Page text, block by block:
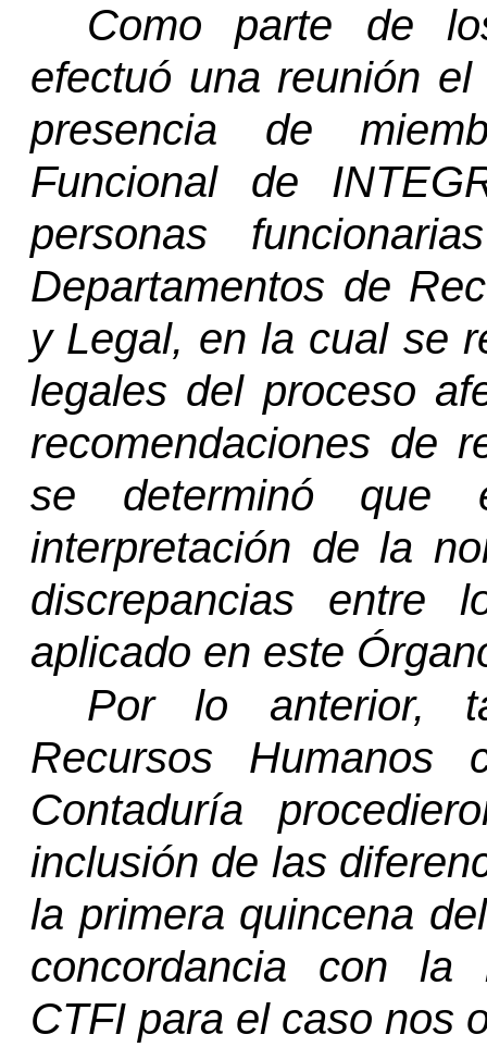
Como parte de
efectuó una reunión
presencia de
Funcional de
personas
Departamentos de
y Legal, en la cual se
legales del proceso
recomendaciones de
se determinó que
interpretación de la
discrepancias
aplicado en este
Por lo anterior,
Recursos Humanos
Contaduría
inclusión de las
la primera quincena
concordancia con la
CTFI para el caso nos